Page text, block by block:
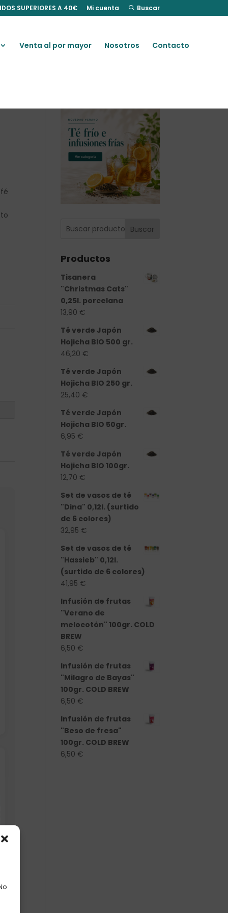
SUPERIORES A 40€ Mi cuenta Buscar
Venta al por mayor Nosotros Contacto
Buscar
Productos
Tisanera
"Christmas Cats"
0,25l. porcelana
13,90 €
Té verde Japón
Hojicha BIO 500 gr.
46,20 €
Té verde Japón
Hojicha BIO 250 gr.
25,40 €
Té verde Japón
Hojicha BIO 50gr.
6,95 €
Té verde Japón
Hojicha BIO 100gr.
12,70 €
Set de vasos de té
"Dina" 0,12l. (surtido
de 6 colores)
32,95 €
Set de vasos de té
"Hassieb" 0,12l.
(surtido de 6 colores)
41,95 €
Infusión de frutas
"Verano de
melocotón" 100gr. COLD
BREW
6,50 €
Infusión de frutas
"Milagro de Bayas"
100gr. COLD BREW
6,50 €
Infusión de frutas
"Beso de fresa"
100gr. COLD BREW
6,50 €